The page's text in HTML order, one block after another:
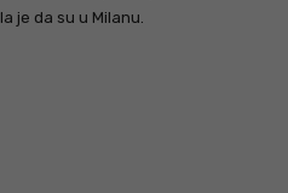
je da su u Milanu.